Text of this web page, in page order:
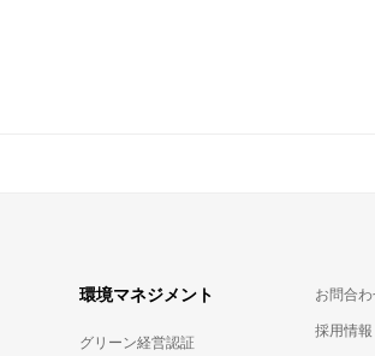
環境マネジメント
グリーン経営認証
お問合
採用情報